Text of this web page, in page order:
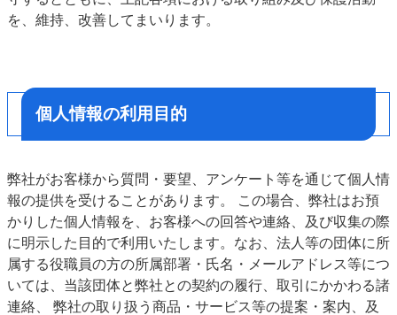
を、維持、改善してまいります。
個人情報の利用目的
弊社がお客様から質問・要望、アンケート等を通じて個人情
報の提供を受けることがあります。 この場合、弊社はお預
かりした個人情報を、お客様への回答や連絡、及び収集の際
に明示した目的で利用いたします。なお、法人等の団体に所
属する役職員の方の所属部署・氏名・メールアドレス等につ
いては、当該団体と弊社との契約の履行、取引にかかわる諸
連絡、 弊社の取り扱う商品・サービス等の提案・案内、及